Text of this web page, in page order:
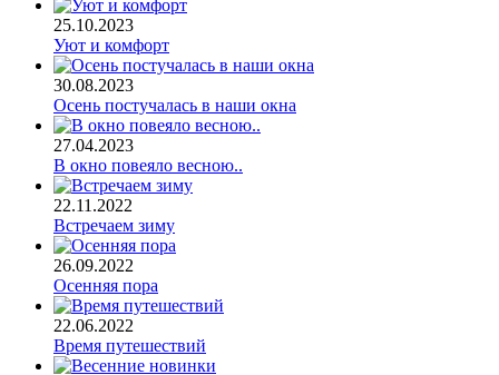
25.10.2023
Уют и комфорт
30.08.2023
Осень постучалась в наши окна
27.04.2023
В окно повеяло весною..
22.11.2022
Встречаем зиму
26.09.2022
Осенняя пора
22.06.2022
Время путешествий